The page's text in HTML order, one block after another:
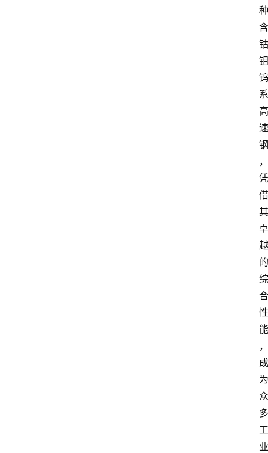
种
含
钴
钼
钨
系
高
速
钢
，
凭
借
其
卓
越
的
综
合
性
能
，
成
为
众
多
工
业